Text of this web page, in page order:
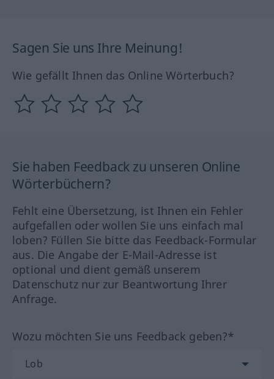
Sagen Sie uns Ihre Meinung!
Wie gefällt Ihnen das Online Wörterbuch?
Sie haben Feedback zu unseren Online
Wörterbüchern?
Fehlt eine Übersetzung, ist Ihnen ein Fehler
aufgefallen oder wollen Sie uns einfach mal
loben? Füllen Sie bitte das Feedback-Formular
aus. Die Angabe der E-Mail-Adresse ist
optional und dient gemäß unserem
Datenschutz nur zur Beantwortung Ihrer
Anfrage.
Wozu möchten Sie uns Feedback geben?*